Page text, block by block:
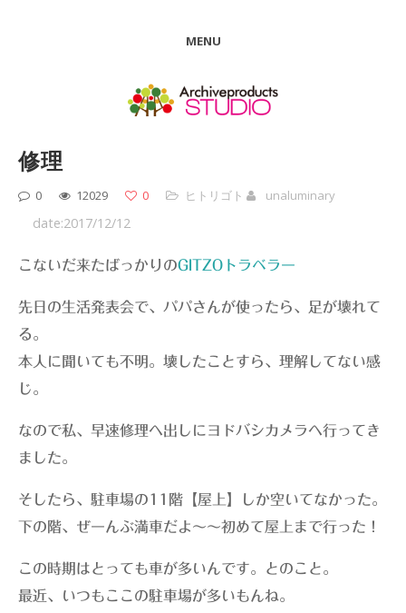
MENU
修理
0 12029 0 ヒトリゴト unaluminary
date:2017/12/12
こないだ来たばっかりのGITZOトラベラー
先日の生活発表会で、パパさんが使ったら、足が壊れて
る。
本人に聞いても不明。壊したことすら、理解してない感
じ。
なので私、早速修理へ出しにヨドバシカメラへ行ってき
ました。
そしたら、駐車場の11階【屋上】しか空いてなかった。
下の階、ぜーんぶ満車だよ〜〜初めて屋上まで行った！
この時期はとっても車が多いんです。とのこと。
最近、いつもここの駐車場が多いもんね。